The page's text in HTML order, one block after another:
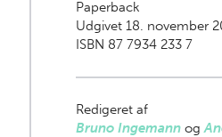
Paperback
Udgivet 18. november
ISBN 87 7934 233 7
Redigeret af
Bruno Ingemannog